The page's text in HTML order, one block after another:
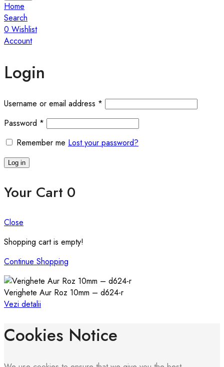
Home
Search
0 Wishlist
Account
Login
Username or email address * Required
Password * Required
Remember me Lost your password?
Log in
Your Cart 0
Close
Shopping cart is empty!
Continue Shopping
Verighete Aur Roz 10mm – d624-r
Vezi detalii
Cookies Notice